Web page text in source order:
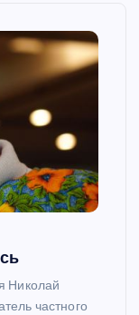
Николай
частного